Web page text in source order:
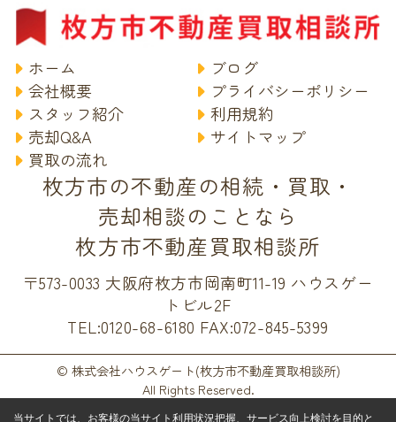
ホーム
ブログ
会社概要
プライバシーポリシー
スタッフ紹介
利用規約
売却Q&A
サイトマップ
買取の流れ
枚方市の不動産の相続・買取・
売却相談のことなら
枚方市不動産買取相談所
〒573-0033 大阪府枚方市岡南町11-19 ハウスゲー
トビル2F
TEL:0120-68-6180 FAX:072-845-5399
© 株式会社ハウスゲート(枚方市不動産買取相談所)
All Rights Reserved.
当サイトでは、お客様の当サイト利用状況把握、サービス向上検討を目的と